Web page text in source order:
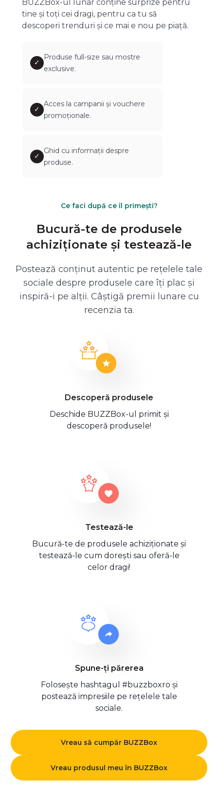
BUZZBox-ul lunar conține surprize pentru
tine și toți cei dragi, pentru ca tu să
descoperi trenduri și ce mai e nou pe piață.
✓
Produse full-size sau mostre
exclusive.
✓
Acces la campanii și vouchere
promoționale.
✓
Ghid cu informații despre
produse.
Ce faci după ce îl primești?
Bucură-te de produsele
achiziționate și testează-le
Postează conținut autentic pe rețelele tale
sociale despre produsele care îți plac și
inspiră-i pe alții. Câștigă premii lunare cu
recenzia ta.
Descoperă produsele
Deschide BUZZBox-ul primit și
descoperă produsele!
Testează-le
Bucură-te de produsele achiziționate și
testează-le cum dorești sau oferă-le
celor dragi!
Spune-ți părerea
Folosește hashtagul #buzzboxro și
postează impresiile pe rețelele tale
sociale.
Vreau să cumpăr BUZZBox
Vreau produsul meu în BUZZBox